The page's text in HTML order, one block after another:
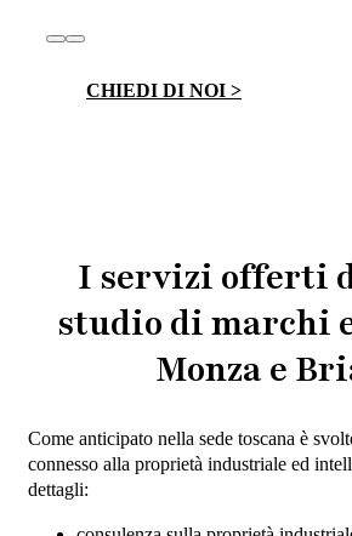
CHIEDI DI NOI >
I servizi offerti
studio di marchi
Monza e
Come anticipato nella sede toscana è
connesso alla proprietà industriale ed
dettagli: